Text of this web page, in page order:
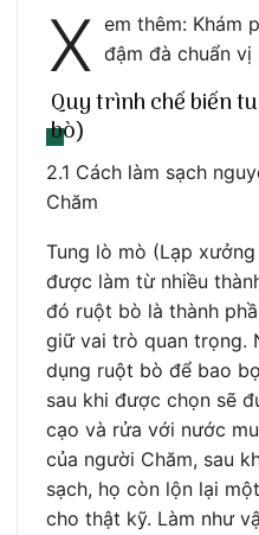
X em thêm: Khám
đậm đà chuẩn vị
Quy trình chế biến
bò)
2.1 Cách làm sạch
Chăm
Tung lò mò (Lạp
được làm từ nhiều
đó ruột bò là thành
giữ vai trò quan trọng.
dụng ruột bò để bao
sau khi được chọn sẽ
cạo và rửa với nước
của người Chăm, sau
sạch, họ còn lộn lại
cho thật kỹ. Làm như